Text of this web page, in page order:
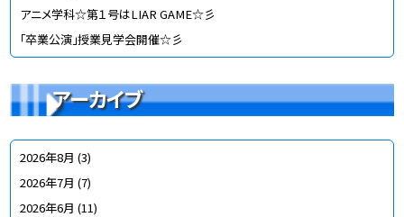
アニメ学科☆第１号はLIAR GAME☆彡
「卒業公演」授業見学会開催☆彡
アーカイブ
2026年8月 (3)
2026年7月 (7)
2026年6月 (11)